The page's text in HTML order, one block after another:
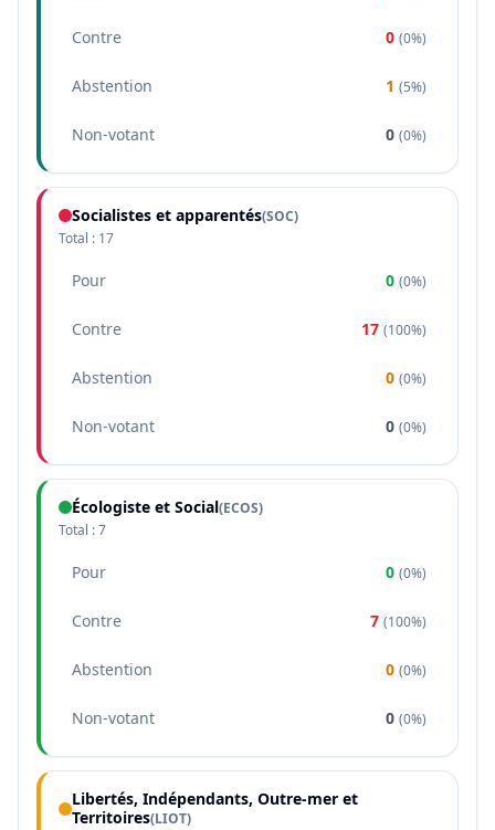
Contre 0 (0%)
Abstention 1 (5%)
Non-votant 0 (0%)
Socialistes et apparentés(SOC)
Total : 17
Pour 0 (0%)
Contre 17 (100%)
Abstention 0 (0%)
Non-votant 0 (0%)
Écologiste et Social(ECOS)
Total :7
Pour 0 (0%)
Contre 7 (100%)
Abstention 0 (0%)
Non-votant 0 (0%)
Libertés, Indépendants, Outre-mer et
Territoires(LIOT)